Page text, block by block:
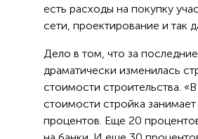
есть расходы на покупку
сети, проектирование и так
Дело в том, что за
драматически изменилась
стоимости строительства.
стоимости стройка
процентов. Еще 20